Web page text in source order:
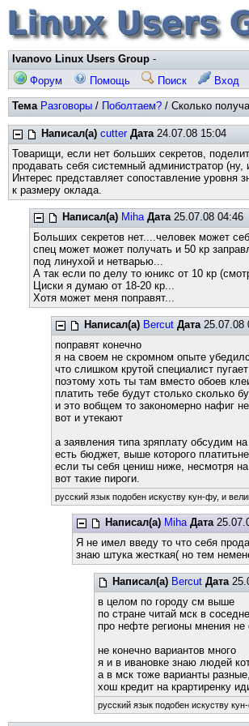
Ivanovo Linux Users Group -
Форум
Помощь Поиск Вход
Тема Разговоры / Поболтаем? / Сколько
Написал(а) cutter Дата24.07.08 15:04
Товарищи, если нет больших секретов,
продавать себя системный администратор
Интерес представляет сопоставление уровня
к размеру оклада.
Написал(а) Miha Дата25.07.08 04:46
Больших секретов нет....человек может
спец может может получать и 50 кр
под линухой и нетварью...
А так если по делу то юникс от 10 кр
Циски я думаю от 18-20 кр...
Хотя может меня поправят...
Написал(а) Bercut Дата25.07.08
поправят конечно
я на своем не скромном опыте
что слишком крутой специалист
поэтому хоть ты там вместо обоев
платить тебе будут столько сколько
и это вобщем то закономерно нафиг
вот и утекают
а заявления типа зряплату обсудим
есть бюджет, выше которого
если ты себя цениш ниже, несмотря
вот такие пироги.
русский язык подобен искуству кун-фу, и
Написал(а) Miha Дата
Я не имел введу то что себя
знаю штука жесткая( но тем
Написал(а) Bercut Дата
в целом по городу см выше
по стране читай мск в
про нефте регионы мнения не
не конечно вариантов много
я и в ивановке знаю людей
а в мск тоже варианты
хош кредит на крартиренку
русский язык подобен искуству